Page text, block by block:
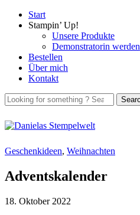
Start
Stampin’ Up!
Unsere Produkte
Demonstratorin werden
Bestellen
Über mich
Kontakt
Geschenkideen, Weihnachten
Adventskalender
18. Oktober 2022